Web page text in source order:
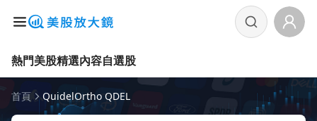
熱門美股精選內容自選股
首頁 QuidelOrtho QDEL